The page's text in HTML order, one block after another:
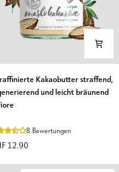
Kakaobutter straffend,
und leicht bräunend
8 Bewertungen
12.90